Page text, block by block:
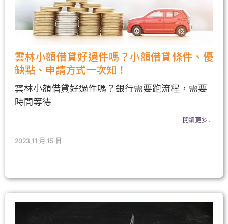
雲林小額借貸好過件嗎？小額借貸條件、優
缺點、申請方式一次知！
雲林小額借貸好過件嗎？銀行需要跑流程，需要
時間等待
閱讀更多...
2023,11 月,15 日